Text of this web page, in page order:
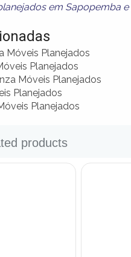
em Sapopemba e
Móveis Planejados
Planejados
Móveis Planejados
Planejados
Planejados